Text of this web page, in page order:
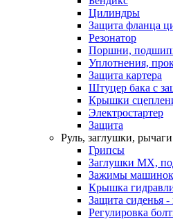
Цилиндры
Защита фланца
Резонатор
Поршни,
Уплотнения,
Защита картера
Штуцер бака с
Крышки
Электростартер
Защита
Руль, заглушки, рычаги
Грипсы
Заглушки MX,
Зажимы машинок
Крышка
Защита сиденья
Регулировка